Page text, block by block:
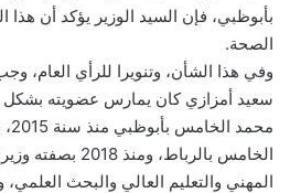
بأبوظبي، فإن السيد الوزير يؤكد أن
الصحة.
وفي هذا الشأن، وتنويرا للرأي العام،
سعيد أمزازي كان يمارس عضويته بشكل
الخامس بالرباط،
المهني والتعليم العالي والبحث العلمي،